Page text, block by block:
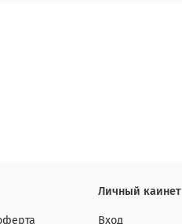
Личный каинет
Вход